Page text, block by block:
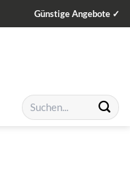
Günstige Angebote ✓
Suchen
nach: